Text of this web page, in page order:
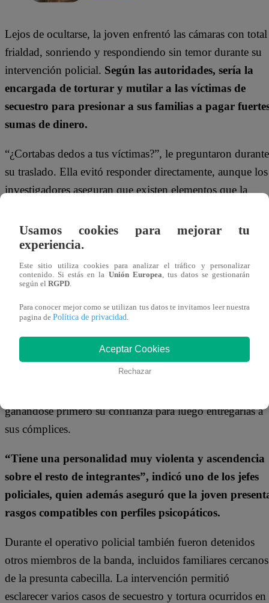
Lejos de ocultarse, la joven enfrentó las cámaras con total
frialdad, sonriendo y respondiendo sin temor durante su
intervención policial. Según las autoridades, sería la
encargada de torturar y mutilar a las víctimas de
secuestro para presionar a sus familias a pagar
sumas de dinero.
“¿Cortabas dedos a tus víctimas?”, le preguntaron durante
su traslado. Ella evitó responder directamente, aunque los
investigadores aseguran que existen elementos que la
De acuerdo con la policía, la organización criminal
operaba captando empresarios y personas vinculadas a
actividades comerciales.La modalidad era cruel: las
víctimas eran secuestradas y sometidas a torturas
mientras sus familiares recibían amenazas y videos
Los agentes sostienen que Crismar Contreras no solo
participaba en los secuestros, sino que además dirigía las
ganándose primero su confianza para luego entregarlas a
sus cómplices.
“Tiene una personalidad muy violenta y ascendencia
sobre el resto de integrantes”, indicó uno de los jefes
policiales, quien además aseguró que la joven
rasgos compatibles con perfiles psicopáticos.
Durante el operativo policial también fueron detenidos
otros miembros de la banda, incluidos familiares cercanos
de la presunta cabecilla. La intervención permitió
esclarecer varios casos de secuestro y tortura ocurridos en
Usamos cookies para mejorar tu
experiencia.
Este sitio utiliza cookies para analizar el tráfico y personalizar
contenido. Si estás en la Unión Europea , tus datos se gestionarán
según el RGPD
Para conocer mejor como se utilizan tus datos te invitamos leer nuestra
pagina de Política de privacidad
Aceptar Cookies
Rechazar